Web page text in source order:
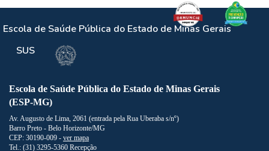
Escola de Saúde Pública do Estado de Minas Gerais
SUS
Escola de Saúde Pública do Estado de Minas Gerais
(ESP-MG)
Av. Augusto de Lima, 2061 (entrada pela Rua Uberaba s/nº)
Barro Preto - Belo Horizonte/MG
CEP: 30190-009 - ver mapa
Tel.: (31) 3295-5360 Recepção